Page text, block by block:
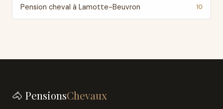
Pension cheval à Lamotte-Beuvron 10
🐴 PensionsChevaux